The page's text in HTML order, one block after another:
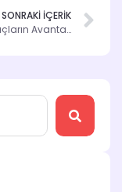
SONRAKİ İÇERİK
Elektrikli Araçların Avantajları ve Dezavantajları